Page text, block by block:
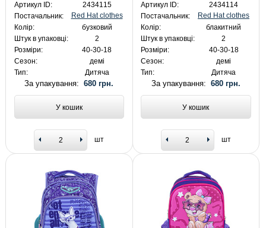
Артикул ID:
2434115
Постачальник:
Red Hat clothes
Колір:
бузковий
Штук в упаковці:
2
Розміри:
40-30-18
Сезон:
демі
Тип:
Дитяча
За упакування:680 грн.
У кошик
шт
Артикул ID:
2434114
Постачальник:
Red Hat clothes
Колір:
блакитний
Штук в упаковці:
2
Розміри:
40-30-18
Сезон:
демі
Тип:
Дитяча
За упакування: 680 грн.
У кошик
шт